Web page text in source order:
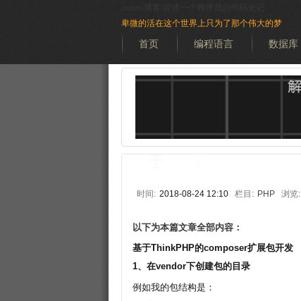
卑微的活在这个世界上只为了那个伟大的梦
首页 编程语言 数据库
时间: 2018-08-24 12:10 栏目: PHP 浏览:
以下为本篇文章全部内容：
基于ThinkPHP的composer扩展包开发
1、在vendor下创建包的目录
例如我的包结构是：